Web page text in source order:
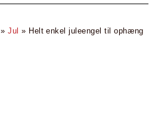
»Jul » Helt enkel juleengel til ophæng